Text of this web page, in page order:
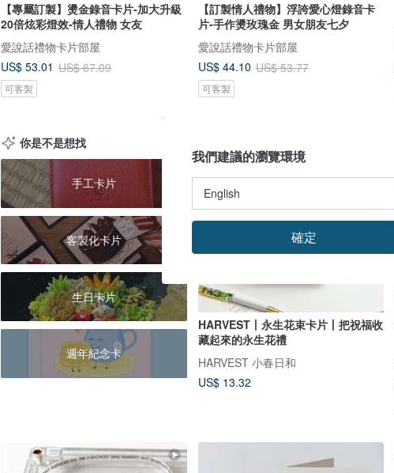
【專屬訂製】燙金錄音卡片-加大升級
20倍炫彩燈效-情人禮物 女友
愛說話禮物卡片部屋
US$ 53.01 US$ 67.09
可客製
【訂製情人禮物】浮誇愛心燈錄音卡
片-手作燙玫瑰金 男女朋友七夕
愛說話禮物卡片部屋
US$ 44.10 US$ 53.77
可客製
你是不是想找
手工卡片
客製化卡片
生日卡片
週年紀念卡
HARVEST丨永生花束卡片丨把祝福收
藏起來的永生花禮
HARVEST 小春日和
US$ 13.32
我們建議的瀏覽環境
確定